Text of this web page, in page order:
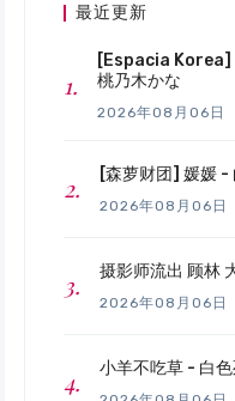
最近更新
[Espacia Korea]
桃乃木かな
2026年08月06日
[森萝财团] 媛媛 -
2026年08月06日
摄影师流出 顾林
2026年08月06日
小羊不吃草 - 白